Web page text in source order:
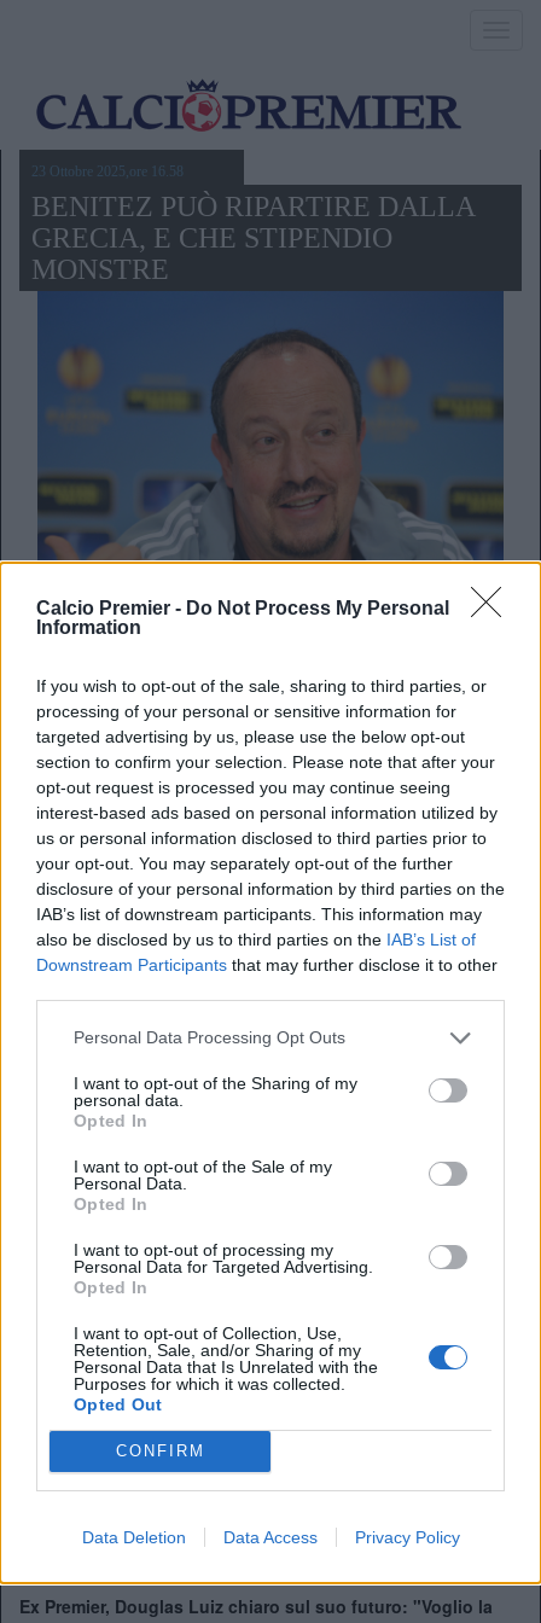
Calcio Premier - Do Not Process My Personal
Information
If you wish to opt-out of the sale, sharing to third parties, or
processing of your personal or sensitive information for
targeted advertising by us, please use the below opt-out
section to confirm your selection. Please note that after your
opt-out request is processed you may continue seeing
interest-based ads based on personal information utilized by
us or personal information disclosed to third parties prior to
your opt-out. You may separately opt-out of the further
disclosure of your personal information by third parties on the
IAB’s list of downstream participants. This information may
also be disclosed by us to third parties on the IAB’s List of
Downstream Participants that may further disclose it to other
Personal Data Processing Opt Outs
I want to opt-out of the Sharing of my
personal data.
Opted In
I want to opt-out of the Sale of my
Personal Data.
Opted In
I want to opt-out of processing my
Personal Data for Targeted Advertising.
Opted In
I want to opt-out of Collection, Use,
Retention, Sale, and/or Sharing of my
Personal Data that Is Unrelated with the
Purposes for which it was collected.
Opted Out
CONFIRM
Data Deletion Data Access Privacy Policy
23 Ottobre 2025,ore 16.58
BENITEZ PUÒ RIPARTIRE DALLA
GRECIA, E CHE STIPENDIO
MONSTRE
Rafa Beniteznelle ultime stagioni ha girato il mondo, con
Newcastle, dove è tutto’ora amatissimo per le sue prese di
posizione contro l’ex proprietario Ashley, ha passato due
stagioni in Cina. Dopo l’oriente è arrivato il ritorno in
Inghilterra, conl’Everton. Un’esperienza negativa per lo
spagnolo, ricordato come una leggenda dai rivali del
Liverpool. A Goodison Park il rapporto con il gruppo non
decollò mai. Per finire Benitez si è sieduto sulla panchina
delCelta Vigo, ma adesso potrebbe tornare in pista.
Rafa Benítez was appointed Reds boss 2️⃣1️⃣ years
ago today 🔴pic.twitter.com/AplAL3hQWE
Secondo ilThe Telegraaf Panathinaikos
sarebbe vicini
a chiudere l’accordo con Don Rafa. Il gigante greco sta
questo il proprietario Alafouzos vorrebbe l’esperienza di
Benitez, con il quale ha già avuto un contatto diretto.
un vero record per il campionato greco. L’affare sembra
vicinissimo alla chiusura.
Carragher: "Pensavo che Salah fosse migliore di così"
Salah, che entusiasmo al Trabzonspor: ma quanto
Ex Premier - Mohamed Salah riparte dalla Turchia:
Ex Premier, Douglas Luiz chiaro sul suo futuro: "Voglio la